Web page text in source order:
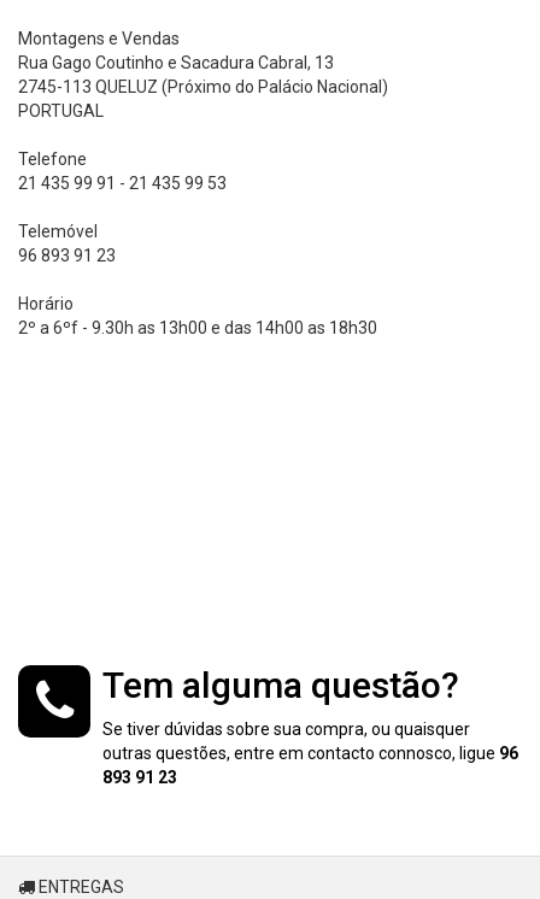
Montagens e Vendas
Rua Gago Coutinho e Sacadura Cabral, 13
2745-113 QUELUZ (Próximo do Palácio Nacional)
PORTUGAL
Telefone
21 435 99 91 - 21 435 99 53
Telemóvel
96 893 91 23
Horário
2º a 6ºf - 9.30h as 13h00 e das 14h00 as 18h30
Tem alguma questão?
Se tiver dúvidas sobre sua compra, ou quaisquer
outras questões, entre em contacto connosco, ligue 96
893 91 23
ENTREGAS